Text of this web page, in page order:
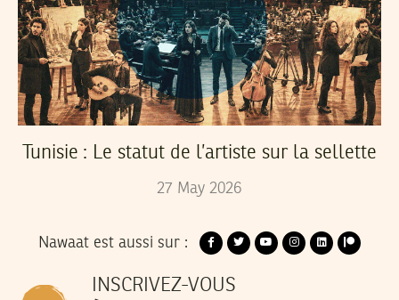
Tunisie : Le statut de l’artiste sur la sellette
27 May 2026
Nawaat est aussi sur :
INSCRIVEZ-VOUS